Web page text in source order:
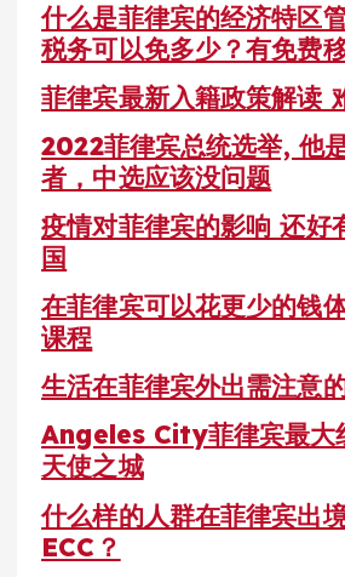
什么是菲律宾的经济特区
税务可以免多少？有免费
菲律宾最新入籍政策解读
2022菲律宾总统选举, 他
者，中选应该没问题
疫情对菲律宾的影响 还好
国
在菲律宾可以花更少的钱
课程
生活在菲律宾外出需注意
Angeles City菲律宾最大
天使之城
什么样的人群在菲律宾出
ECC？